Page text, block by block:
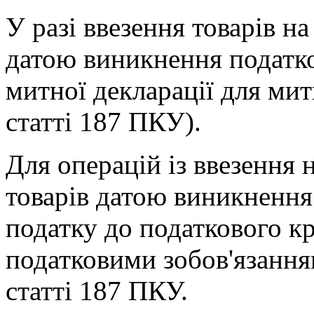
У разі ввезення товарів
датою виникнення
митної декларації для
статті 187 ПКУ).
Для операцій із
товарів датою
податку до податкового
податковими
статті 187 ПКУ.